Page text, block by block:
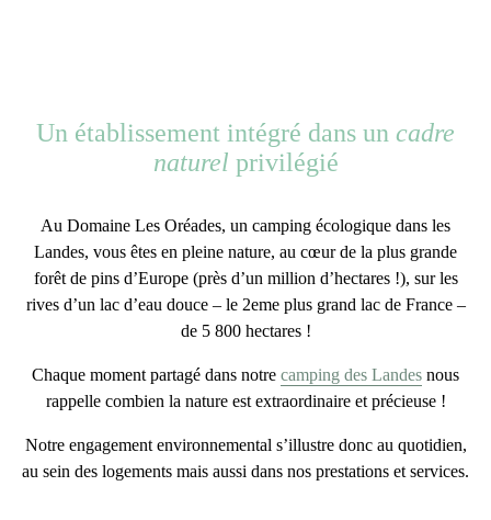
Un établissement intégré dans un cadre
naturel privilégié
Au Domaine Les Oréades, un camping écologique dans les
Landes, vous êtes en pleine nature, au cœur de la plus grande
forêt de pins d’Europe (près d’un million d’hectares !), sur les
rives d’un lac d’eau douce – le 2eme plus grand lac de France –
de 5 800 hectares !
Chaque moment partagé dans notre camping des Landes nous
rappelle combien la nature est extraordinaire et précieuse !
Notre engagement environnemental s’illustre donc au quotidien,
au sein des logements mais aussi dans nos prestations et services.